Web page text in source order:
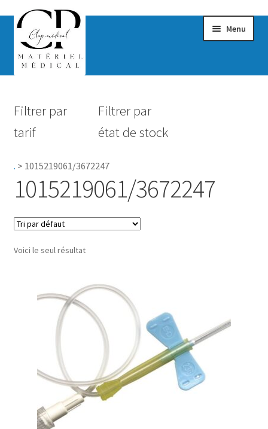
Menu
Hygiène
Rééducation
Accessoires Salle de bain
Filtrer par
tarif
Filtrer par
état de stock
. > 1015219061/3672247
1015219061/3672247
Voici le seul résultat